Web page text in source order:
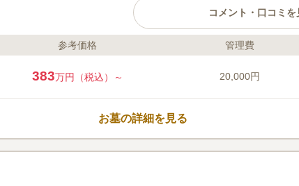
コメント・口コミを
ライフドット編集部のコメント
駅」から徒歩5分ほどの位置にあ
千住でもっとも古い寺院です。
り、「赤門寺」とも呼ばれ、江戸
て利用していたといわれています
目を引く「勝専寺」は、日当たり
駅前なので、店はたくさんあり
参考価格 管理費
383万円（税込）～ 20,000円
お墓の詳細を見る